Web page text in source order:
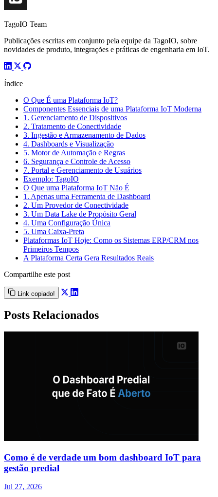
TagoIO Team
Publicações escritas em conjunto pela equipe da TagoIO, sobre
novidades de produto, integrações e práticas de engenharia em IoT.
Índice
O Que É uma Plataforma IoT?
Componentes Essenciais de uma Plataforma IoT Moderna
1. Gerenciamento de Dispositivos
2. Tratamento de Conectividade
3. Ingestão e Armazenamento de Dados
4. Dashboards e Visualização
5. Motor de Automação e Regras
6. Segurança e Controle de Acesso
7. Portal e Gerenciamento de Usuários
Exemplo: TagoIO
O Que uma Plataforma IoT Não É
1. Apenas uma Ferramenta de Dashboard
2. Um Provedor de Conectividade
3. Um Data Lake de Propósito Geral
4. Uma Configuração Única
5. Uma Caixa-Preta
Plataformas IoT Hoje: Como os Sistemas ERP/CRM nos
Primeiros Tempos
A Plataforma Certa Gera Resultados Reais
Compartilhe este post
Link copiado!
Posts Relacionados
Como é de verdade um bom dashboard IoT para
gestão predial
Jul 27, 2026